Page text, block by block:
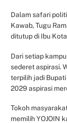
Dalam safari
Kawab, Tugu
ditutup di Ibu
Dari setiap
sederet aspirasi.
terpilih jadi
2029 aspirasi
Tokoh
memilih YOJOIN